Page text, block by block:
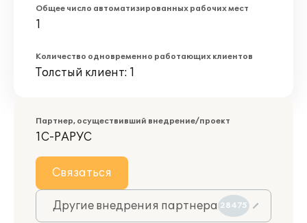
Общее число автоматизированных рабочих мест
1
Количество одновременно работающих клиентов
Толстый клиент: 1
Партнер, осуществивший внедрение/проект
1С-РАРУС
Связаться
Другие внедрения партнера 28475